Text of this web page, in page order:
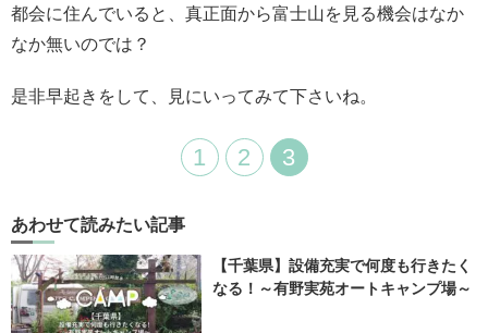
都会に住んでいると、真正面から富士山を見る機会はなか
なか無いのでは？
是非早起きをして、見にいってみて下さいね。
1 2 3
あわせて読みたい記事
【千葉県】設備充実で何度も行きたく
なる！～有野実苑オートキャンプ場～